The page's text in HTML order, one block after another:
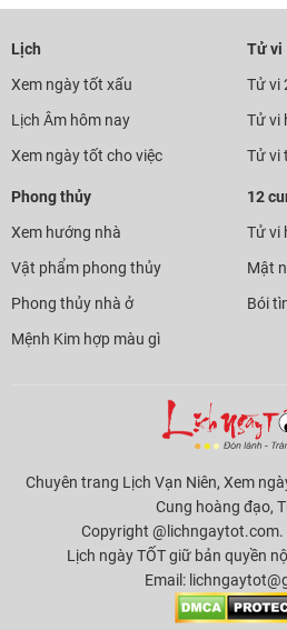
Lịch
Xem ngày tốt xấu
Lịch Âm hôm nay
Xem ngày tốt cho việc
Tử vi
Tử vi
Tử vi
Tử vi
Phong thủy
Xem hướng nhà
Vật phẩm phong thủy
Phong thủy nhà ở
Mệnh Kim hợp màu gì
12
Tử vi
Mật
Bói
Chuyên trang Lịch Vạn Niên, Xem
Cung hoàng đạo,
Copyright @lichngaytot.com.
Lịch ngày TỐT giữ bản quyền
Email: